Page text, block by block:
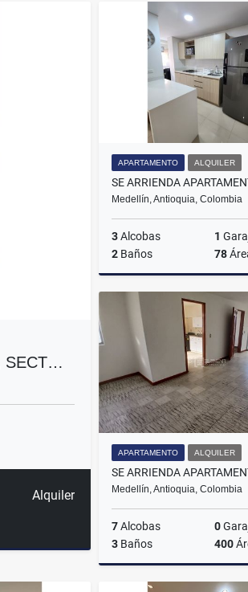
SECT…
Alquiler
APARTAMENTO ALQUILER
Medellín, Antioquia, Colombia
3Alcobas 1
2 Baños 78
$3.200.000
APARTAMENTO ALQUILER
Medellín, Antioquia, Colombia
7Alcobas 0
3 Baños 400